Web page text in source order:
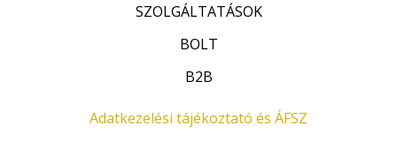
SZOLGÁLTATÁSOK
BOLT
B2B
Adatkezelési tájékoztató és ÁFSZ